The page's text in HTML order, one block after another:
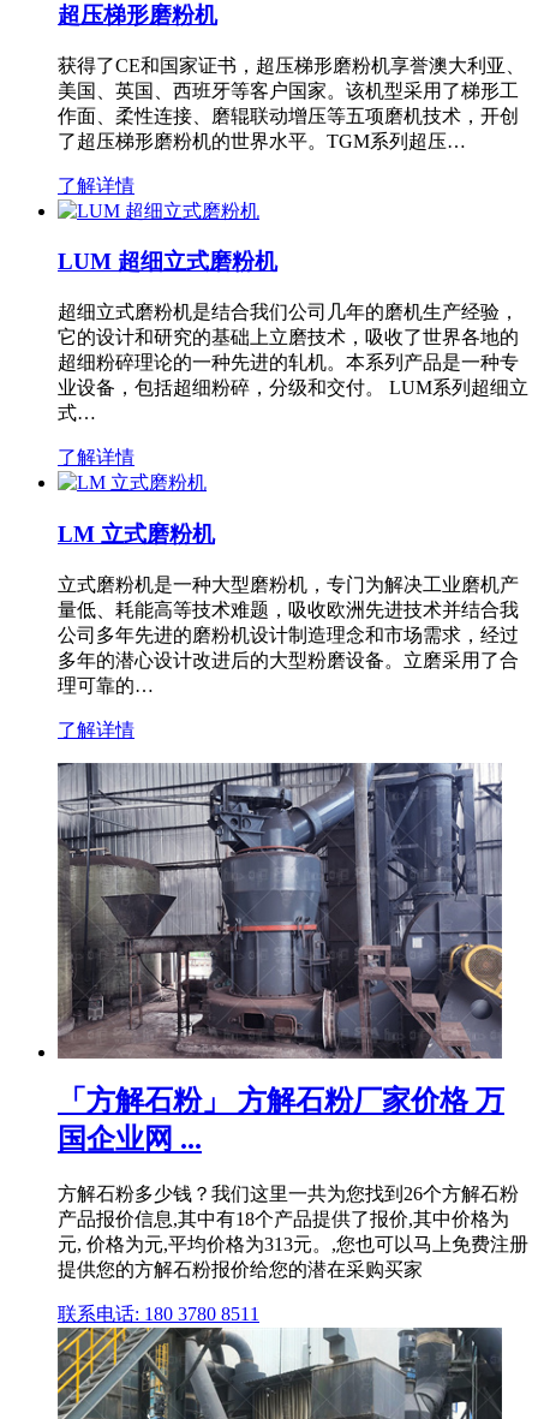
超压梯形磨粉机
获得了CE和国家证书，超压梯形磨粉机享誉澳大利亚、
美国、英国、西班牙等客户国家。该机型采用了梯形工
作面、柔性连接、磨辊联动增压等五项磨机技术，开创
了超压梯形磨粉机的世界水平。TGM系列超压…
了解详情
LUM 超细立式磨粉机
超细立式磨粉机是结合我们公司几年的磨机生产经验，
它的设计和研究的基础上立磨技术，吸收了世界各地的
超细粉碎理论的一种先进的轧机。本系列产品是一种专
业设备，包括超细粉碎，分级和交付。 LUM系列超细立
式…
了解详情
LM 立式磨粉机
立式磨粉机是一种大型磨粉机，专门为解决工业磨机产
量低、耗能高等技术难题，吸收欧洲先进技术并结合我
公司多年先进的磨粉机设计制造理念和市场需求，经过
多年的潜心设计改进后的大型粉磨设备。立磨采用了合
理可靠的…
了解详情
「方解石粉」 方解石粉厂家价格 万
国企业网 ...
方解石粉多少钱？我们这里一共为您找到26个方解石粉
产品报价信息,其中有18个产品提供了报价,其中价格为
元, 价格为元,平均价格为313元。,您也可以马上免费注册
提供您的方解石粉报价给您的潜在采购买家
联系电话: 180 3780 8511